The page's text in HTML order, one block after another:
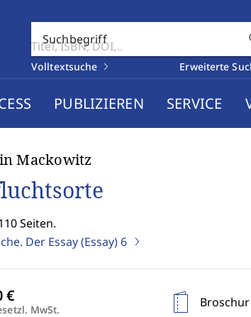
Suchbegriff
Volltextsuche Erweiterte
PUBLIZIEREN SERVICE
Mackowitz
Seiten.
Der Essay (Essay) 6
MwSt.
Broschur